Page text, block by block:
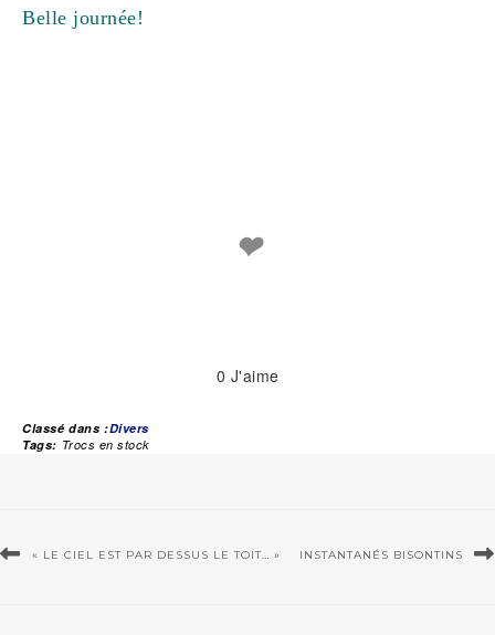
Belle journée!
❤
0 J'aime
Classé dans :Divers
Tags: Trocs en stock
« LE CIEL EST PAR DESSUS LE TOIT… » INSTANTANÉS BISONTINS